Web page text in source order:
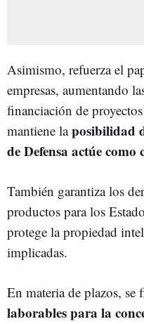
Asimismo, refuerza el
empresas, aumentando
financiación de
mantiene laposibilidad
de Defensa actúe
También garantiza los
productos para los
protege la propiedad
implicadas.
En materia de plazos, se
laborables para la